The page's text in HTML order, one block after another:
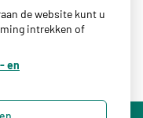
de website kunt u
intrekken of
en